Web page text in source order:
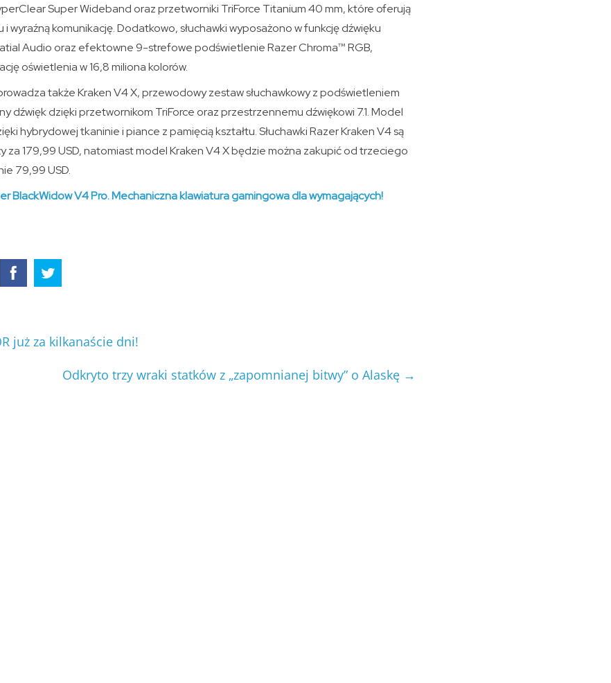
Super Wideband oraz przetworniki TriForce Titanium 40 mm, które oferują
i wyraźną komunikację. Dodatkowo, słuchawki wyposażono w funkcję dźwięku
Audio oraz efektowne 9-strefowe podświetlenie Razer Chroma™ RGB,
oświetlenia w 16,8 miliona kolorów.
także Kraken V4 X, przewodowy zestaw słuchawkowy z podświetleniem
dźwięk dzięki przetwornikom TriForce oraz przestrzennemu dźwiękowi 7.1. Model
hybrydowej tkaninie i piance z pamięcią kształtu. Słuchawki Razer Kraken V4 są
za 179,99 USD, natomiast model Kraken V4 X będzie można zakupić od trzeciego
79,99 USD.
BlackWidow V4 Pro. Mechaniczna klawiatura gamingowa dla wymagających!
już za kilkanaście dni!
Odkryto trzy wraki statków z „zapomnianej bitwy” o Alaskę →